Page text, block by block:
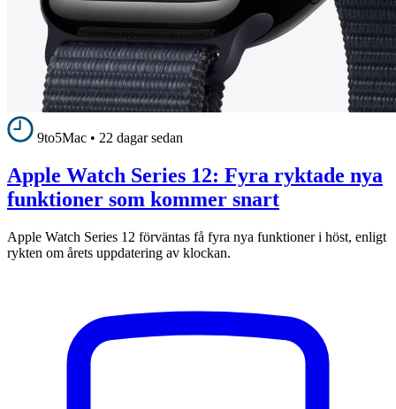
9to5Mac • 22 dagar sedan
Apple Watch Series 12: Fyra ryktade nya
funktioner som kommer snart
Apple Watch Series 12 förväntas få fyra nya funktioner i höst, enligt
rykten om årets uppdatering av klockan.